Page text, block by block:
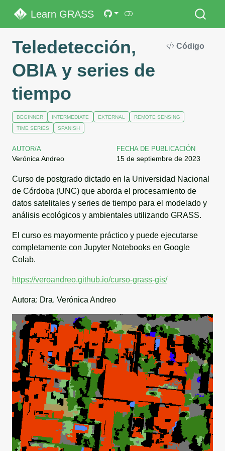
Learn GRASS
Teledetección,
OBIA y series de
tiempo
Código
BEGINNER INTERMEDIATE EXTERNAL REMOTE SENSING
TIME SERIES SPANISH
AUTOR/A
Verónica Andreo
FECHA DE PUBLICACIÓN
15 de septiembre de 2023
Curso de postgrado dictado en la Universidad Nacional
de Córdoba (UNC) que aborda el procesamiento de
datos satelitales y series de tiempo para el modelado y
análisis ecológicos y ambientales utilizando GRASS.
El curso es mayormente práctico y puede ejecutarse
completamente con Jupyter Notebooks en Google
Colab.
https://veroandreo.github.io/curso-grass-gis/
Autora: Dra. Verónica Andreo